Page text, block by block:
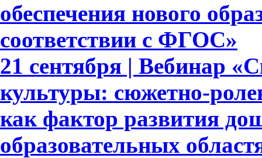
обеспечения нового
соответствии с ФГОС»
21 сентября | Вебинар
культуры: сюжетно-
как фактор развития
образовательных